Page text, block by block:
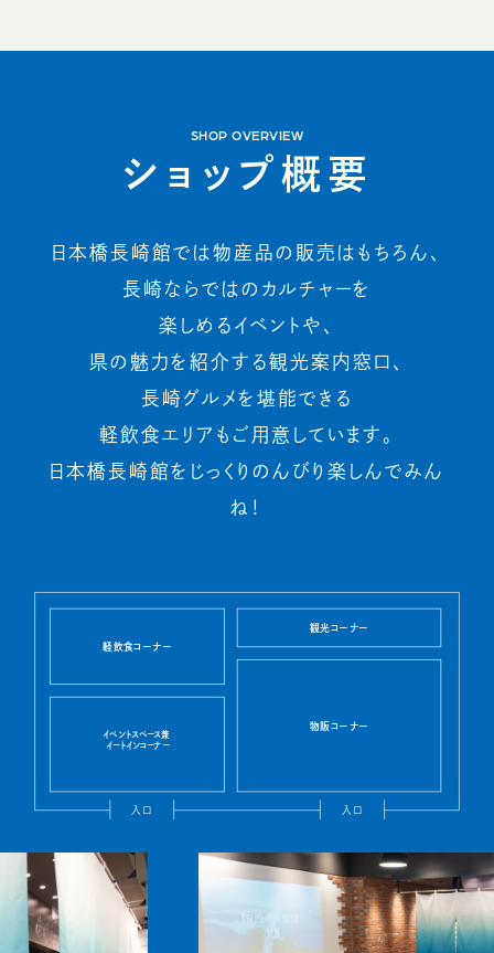
SHOP OVERVIEW
シ ョ ッ プ概 要
日本橋長崎館では物産品の販売はもちろん、
長崎ならではのカルチャーを
楽しめるイベントや、
県の魅力を紹介する観光案内窓口、
長崎グルメを堪能できる
軽飲食エリアもご用意しています。
日本橋長崎館をじっくりのんびり楽しんでみん
ね！
軽飲食コーナー
イベントスペース兼
イートインコーナー
観光コーナー
物販コーナー
入口 入口